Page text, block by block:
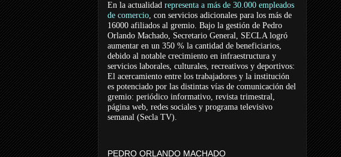
En la actualidad representa a más de 30.000 empleados
de comercio, con servicios adicionales para los más de
16000 afiliados al gremio. Bajo la gestión de Pedro
Orlando Machado, Secretario General, SECLA logró
aumentar en un 350 % la cantidad de beneficiarios,
debido al notable crecimiento en infraestructura y
servicios laborales, culturales, recreativos y deportivos:
El acercamiento entre los trabajadores y la institución
es potenciado por las distintas vías de comunicación del
gremio: periódico informativo, revista trimestral,
página web, redes sociales y programa televisivo
semanal (Secla TV).
PEDRO ORLANDO MACHADO